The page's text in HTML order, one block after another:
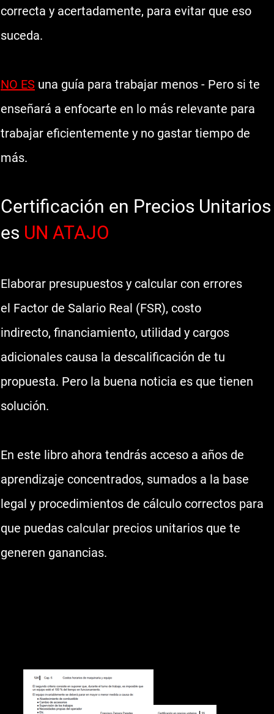
correcta y acertadamente, para evitar que eso
suceda.
NO ES una guía para trabajar menos - Pero si te
enseñará a enfocarte en lo más relevante para
trabajar eficientemente y no gastar tiempo de
más.
Certificación en Precios Unitarios
es UN ATAJO
Elaborar presupuestos y calcular con errores
el Factor de Salario Real (FSR), costo
indirecto, financiamiento, utilidad y cargos
adicionales causa la descalificación de tu
propuesta. Pero la buena noticia es que tienen
solución.
En este libro ahora tendrás acceso a años de
aprendizaje concentrados, sumados a la base
legal y procedimientos de cálculo correctos para
que puedas calcular precios unitarios que te
generen ganancias.